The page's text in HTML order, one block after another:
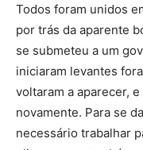
Todos foram unidos
por trás da aparente
se submeteu a um
iniciaram levantes
voltaram a aparecer,
novamente. Para se
necessário trabalhar